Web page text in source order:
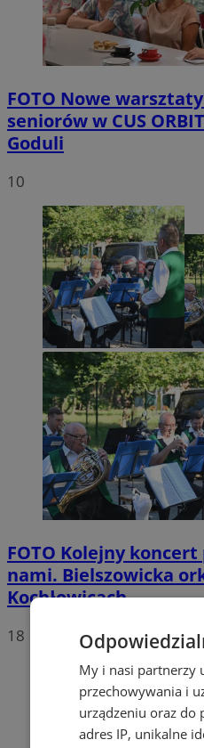
FOTO Nowe
seniorów w CUS
Goduli
10
FOTO Kolejny koncert
nami. Bielszowicka
Kochłowicach
18
My i nasi partnerzy
przechowywania i
urządzeniu oraz do
adres IP, unikalne